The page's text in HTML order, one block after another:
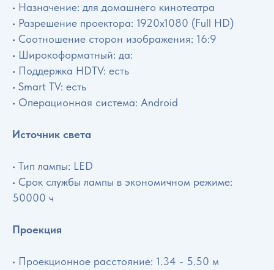
• Назначение: для домашнего кинотеатра
• Разрешение проектора: 1920x1080 (Full HD)
• Соотношение сторон изображения: 16:9
• Широкоформатный: да:
• Поддержка HDTV: есть
• Smart TV: есть
• Операционная система: Android
Источник света
• Тип лампы: LED
• Срок службы лампы в экономичном режиме:
50000 ч
Проекция
• Проекционное расстояние: 1.34 - 5.50 м